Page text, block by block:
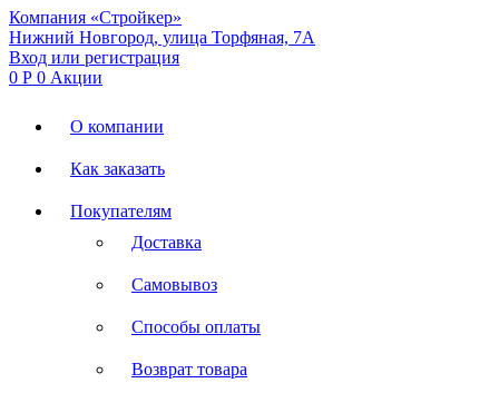
Компания «Стройкер»
Нижний Новгород, улица Торфяная, 7А
Вход или регистрация
0 Р 0 Акции
О компании
Как заказать
Покупателям
Доставка
Самовывоз
Способы оплаты
Возврат товара